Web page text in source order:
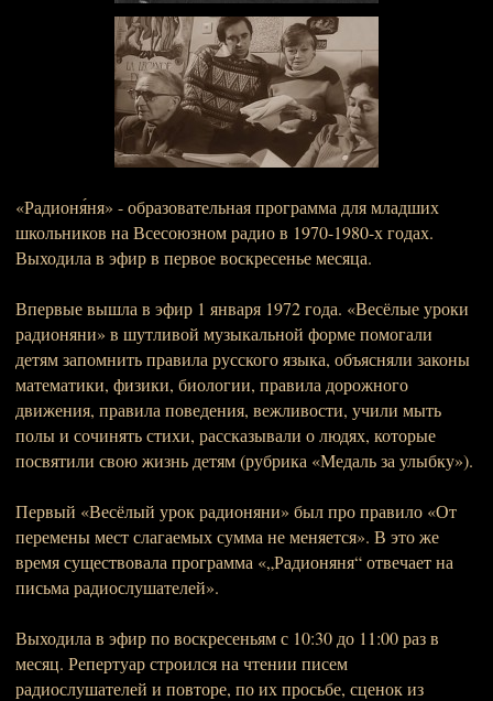
«Радионя́ня» - образовательная программа для младших
школьников на Всесоюзном радио в 1970-1980-х годах.
Выходила в эфир в первое воскресенье месяца.
Впервые вышла в эфир 1 января 1972 года. «Весёлые уроки
радионяни» в шутливой музыкальной форме помогали
детям запомнить правила русского языка, объясняли законы
математики, физики, биологии, правила дорожного
движения, правила поведения, вежливости, учили мыть
полы и сочинять стихи, рассказывали о людях, которые
посвятили свою жизнь детям (рубрика «Медаль за улыбку»).
Первый «Весёлый урок радионяни» был про правило «От
перемены мест слагаемых сумма не меняется». В это же
время существовала программа «„Радионяня“ отвечает на
письма радиослушателей».
Выходила в эфир по воскресеньям с 10:30 до 11:00 раз в
месяц. Репертуар строился на чтении писем
радиослушателей и повторе, по их просьбе, сценок из